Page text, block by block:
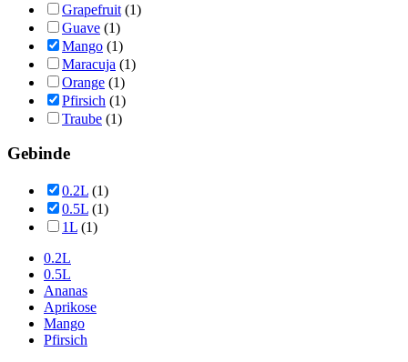
Grapefruit (1)
Guave (1)
Mango (1)
Maracuja (1)
Orange (1)
Pfirsich (1)
Traube (1)
Gebinde
0.2L (1)
0.5L (1)
1L (1)
0.2L
0.5L
Ananas
Aprikose
Mango
Pfirsich